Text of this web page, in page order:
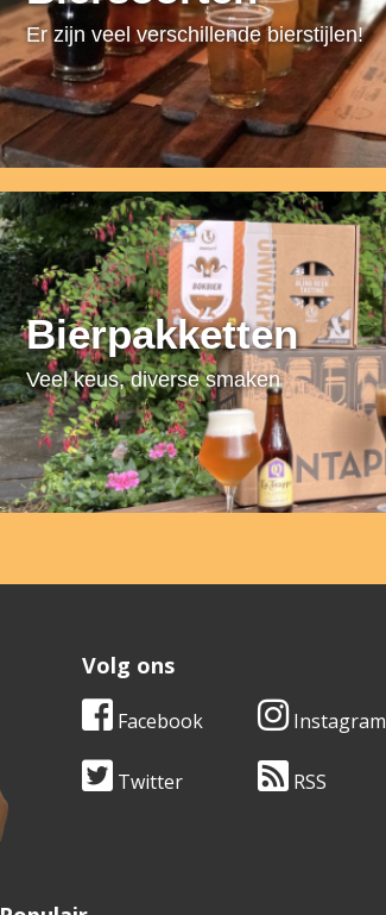
Er zijn veel verschillende bierstijlen!
Bierpakketten
Veel keus, diverse smaken
Volg ons
Facebook Instagram
Twitter RSS